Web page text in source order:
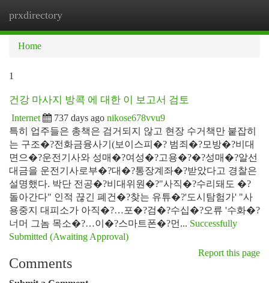
prxdirectory
Home
1
건강 마사지 방콕 에 대한 이 보고서 검토
Internet 737 days ago nikose678vvu9
특히 업주들은 총책은 검거되지 않고 현장 수거책만 붙잡히
는 구조�?전화금융사기(보이스피�? 범죄�?모방�?비대
면으�?운전기사와 성매�?여성�?고용�?�?성매�?알선
대금을 운전기사로부�?대�?통장계좌�?받았다고 경찰은
설명했다. 박단 전공�?비대위원�?"사직�?수리돼도 �?
돌아간다" 인적 끊긴 폐건�?찾는 유튜�?'도시탐험가' "사
용중지 대피소가 아직�?…포�?검�?수십�?오류 '수화�?
너머 그놈 목소�?…이�?스마트폰�?먼... Successfully
Submitted (Awaiting Approval)
Report this page
Comments